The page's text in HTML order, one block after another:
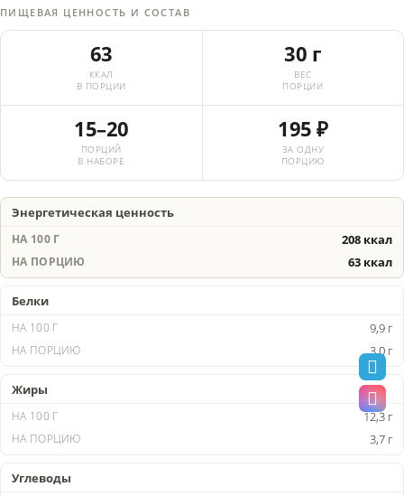
ПИЩЕВАЯ ЦЕННОСТЬ И СОСТАВ
63
ККАЛ
В ПОРЦИИ
30 г
ВЕС
ПОРЦИИ
15–20
ПОРЦИЙ
В НАБОРЕ
195 ₽
ЗА ОДНУ
ПОРЦИЮ
Энергетическая ценность
208 ккал
63 ккал
Белки
9,9 г
3,0 г
Жиры
12,3 г
3,7 г
Углеводы